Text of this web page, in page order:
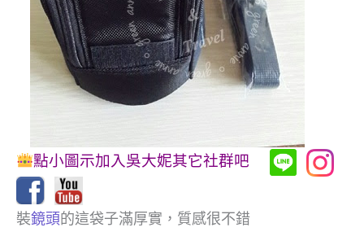
點小圖示加入吳大妮其它社群吧
裝鏡頭的這袋子滿厚實，質感很不錯